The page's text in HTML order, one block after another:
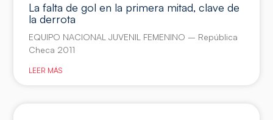
La falta de gol en la primera mitad, clave de
la derrota
EQUIPO NACIONAL JUVENIL FEMENINO – República
Checa 2011
LEER MÁS